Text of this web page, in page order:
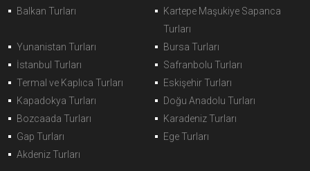
Balkan Turları
Kartepe Maşukiye Sapanca
Turları
Yunanistan Turları
Bursa Turları
İstanbul Turları
Safranbolu Turları
Termal ve Kaplıca Turları
Eskişehir Turları
Kapadokya Turları
Doğu Anadolu Turları
Bozcaada Turları
Karadeniz Turları
Gap Turları
Ege Turları
Akdeniz Turları